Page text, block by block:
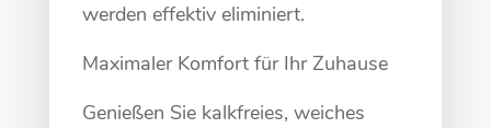
werden effektiv eliminiert.
Maximaler Komfort für Ihr Zuhause
Genießen Sie kalkfreies, weiches